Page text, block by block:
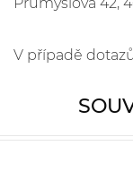
V případě